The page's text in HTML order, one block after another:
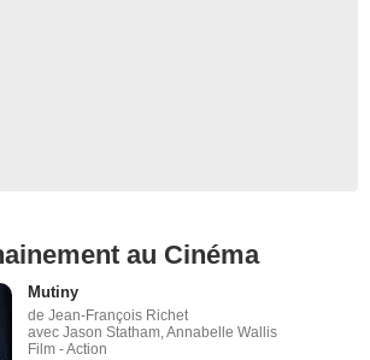
au Cinéma
Mutiny
de Jean-François Richet
avec Jason Statham, Annabelle Wallis
Film - Action